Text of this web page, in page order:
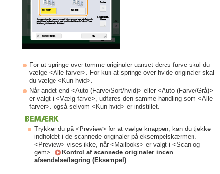
For at springe over tomme originaler uanset deres farve skal du
vælge <Alle farver>. For kun at springe over hvide originaler skal
du vælge <Kun hvid>.
Når andet end <Auto (Farve/Sort/hvid)> eller <Auto (Farve/Grå)>
er valgt i <Vælg farve>, udføres den samme handling som <Alle
farver>, også selvom <Kun hvid> er indstillet.
Trykker du på <Preview> for at vælge knappen, kan du tjekke
indholdet i de scannede originaler på eksempelskærmen.
<Preview> vises ikke, når <Mailboks> er valgt i <Scan og
gem>.
Kontrol af scannede originaler inden
afsendelse/lagring (Eksempel)